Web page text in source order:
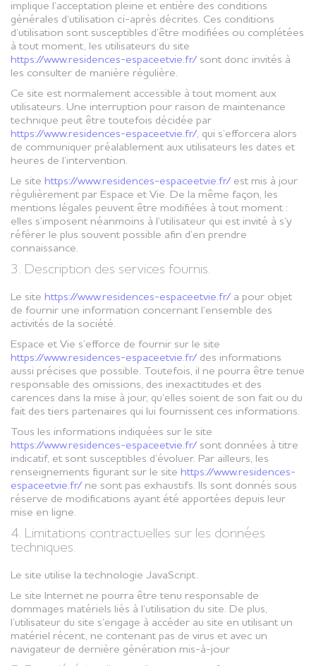
implique l’acceptation pleine et entière des conditions
générales d’utilisation ci-après décrites. Ces conditions
d’utilisation sont susceptibles d’être modifiées ou complétées
à tout moment, les utilisateurs du site
https://www.residences-espaceetvie.fr/ sont donc invités à
les consulter de manière régulière.
Ce site est normalement accessible à tout moment aux
utilisateurs. Une interruption pour raison de maintenance
technique peut être toutefois décidée par
https://www.residences-espaceetvie.fr/, qui s’efforcera alors
de communiquer préalablement aux utilisateurs les dates et
heures de l’intervention.
Le site https://www.residences-espaceetvie.fr/ est mis à jour
régulièrement par Espace et Vie. De la même façon, les
mentions légales peuvent être modifiées à tout moment :
elles s’imposent néanmoins à l’utilisateur qui est invité à s’y
référer le plus souvent possible afin d’en prendre
connaissance.
3. Description des services fournis.
Le site https://www.residences-espaceetvie.fr/ a pour objet
de fournir une information concernant l’ensemble des
activités de la société.
Espace et Vie s’efforce de fournir sur le site
https://www.residences-espaceetvie.fr/ des informations
aussi précises que possible. Toutefois, il ne pourra être tenue
responsable des omissions, des inexactitudes et des
carences dans la mise à jour, qu’elles soient de son fait ou du
fait des tiers partenaires qui lui fournissent ces informations.
Tous les informations indiquées sur le site
https://www.residences-espaceetvie.fr/ sont données à titre
indicatif, et sont susceptibles d’évoluer. Par ailleurs, les
renseignements figurant sur le site https://www.residences-
espaceetvie.fr/ ne sont pas exhaustifs. Ils sont donnés sous
réserve de modifications ayant été apportées depuis leur
mise en ligne.
4. Limitations contractuelles sur les données
techniques.
Le site utilise la technologie JavaScript.
Le site Internet ne pourra être tenu responsable de
dommages matériels liés à l’utilisation du site. De plus,
l’utilisateur du site s’engage à accéder au site en utilisant un
matériel récent, ne contenant pas de virus et avec un
navigateur de dernière génération mis-à-jour